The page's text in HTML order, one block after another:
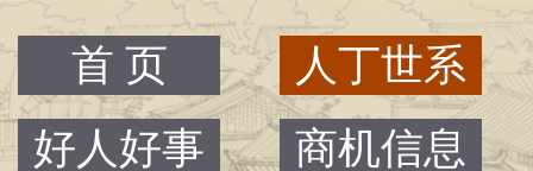
首 页
人丁世系
好人好事
商机信息